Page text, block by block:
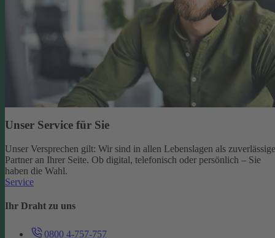
Unser Service für Sie
Unser Versprechen gilt: Wir sind in allen Lebenslagen als
Partner an Ihrer Seite. Ob digital, telefonisch oder persönlich – Sie
haben die Wahl.
Service
Ihr Draht zu uns
0800 4-757-757